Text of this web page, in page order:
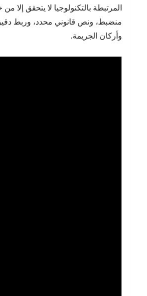
المرتبطة بالتكنولوجيا لا يتحقق إلا
منضبط، ونص قانوني محدد، وربط
وأركان الجريمة.